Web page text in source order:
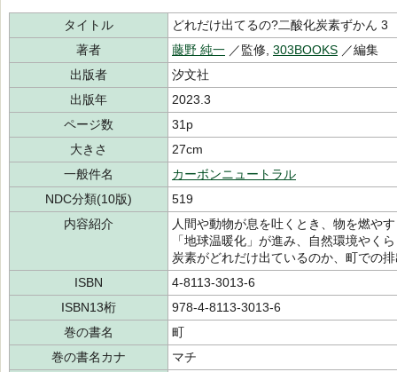
タイトル
どれだけ出てるの?二酸化炭素ずかん 3
著者
藤野 純一 ／監修, 303BOOKS ／編集
出版者
汐文社
出版年
2023.3
ページ数
31p
大きさ
27cm
一般件名
カーボンニュートラル
NDC分類(10版)
519
内容紹介
人間や動物が息を吐くとき、物を燃や
「地球温暖化」が進み、自然環境やく
炭素がどれだけ出ているのか、町での
ISBN
4-8113-3013-6
ISBN13桁
978-4-8113-3013-6
巻の書名
町
巻の書名カナ
マチ